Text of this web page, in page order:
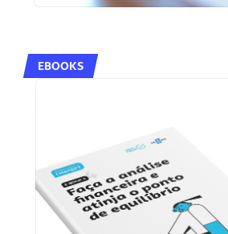
EBOOKS